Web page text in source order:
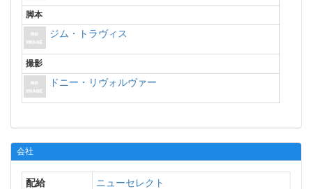
脚本
ジム・トラヴィス
撮影
ドニー・リヴォルヴァー
会社
配給 ニューセレクト